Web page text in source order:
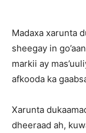
Madaxa xarunta
sheegay in
markii ay
afkooda ka
Xarunta
dheeraad ah,